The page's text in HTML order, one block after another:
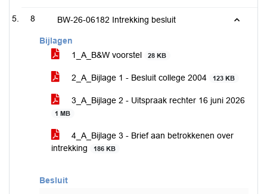
8 BW-26-06182 Intrekking besluit
Bijlagen
1_A_B&W voorstel
28 KB
2_A_Bijlage 1 - Besluit college 2004 123 KB
3_A_Bijlage 2 - Uitspraak rechter 16 juni 2026
1 MB
4_A_Bijlage 3 - Brief aan betrokkenen over
intrekking
186 KB
Besluit